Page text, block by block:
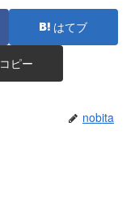
はてブ
コピー
nobita